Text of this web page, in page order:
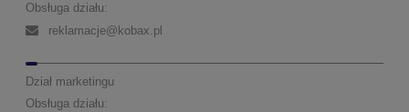
Obsługa działu:
reklamacje@kobax.pl
Dział marketingu
Obsługa działu: